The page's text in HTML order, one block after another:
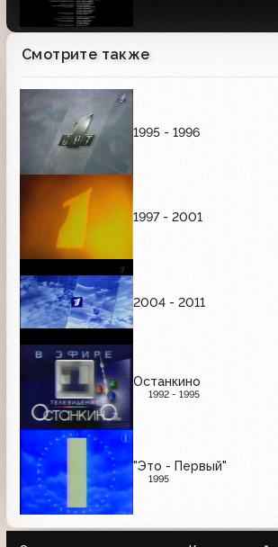
Смотрите также
1995 - 1996
1997 - 2001
2004 - 2011
Останкино
1992 - 1995
"Это - Первый"
1995